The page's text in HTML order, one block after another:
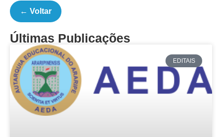
← Voltar
Últimas Publicações
EDITAIS